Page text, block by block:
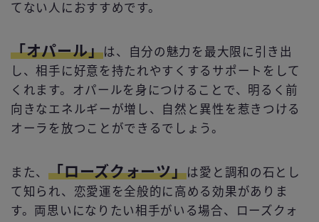
てない人におすすめです。
「オパール」は、自分の魅力を最大限に引き出
し、相手に好意を持たれやすくするサポートをして
くれます。オパールを身につけることで、明るく前
向きなエネルギーが増し、自然と異性を惹きつける
オーラを放つことができるでしょう。
また、「ローズクォーツ」は愛と調和の石とし
て知られ、恋愛運を全般的に高める効果がありま
す。両思いになりたい相手がいる場合、ローズクォ